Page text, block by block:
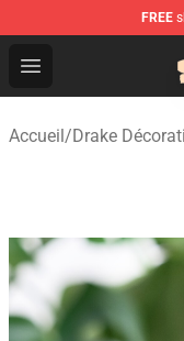
FREE
Open menu
Drake Shop -
Accueil/Drake